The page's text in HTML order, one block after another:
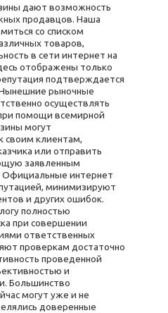
дают возможность
продавцов. Наша
со списком
товаров,
в сети интернет на
отображены только
подтверждается
рыночные
осуществлять
помощи всемирной
могут
своим клиентам,
или отправить
заявленным
Официальные интернет
минимизируют
и других ошибок.
полностью
при совершении
ответственных
проверкам достаточно
проведенной
и
Большинство
могут уже и не
доверенные